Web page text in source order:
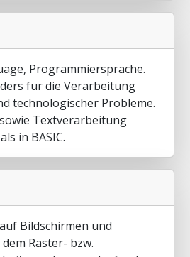
Programmiersprache.
für die Verarbeitung
technologischer Probleme.
Textverarbeitung
in BASIC.
Bildschirmen und
Raster- bzw.